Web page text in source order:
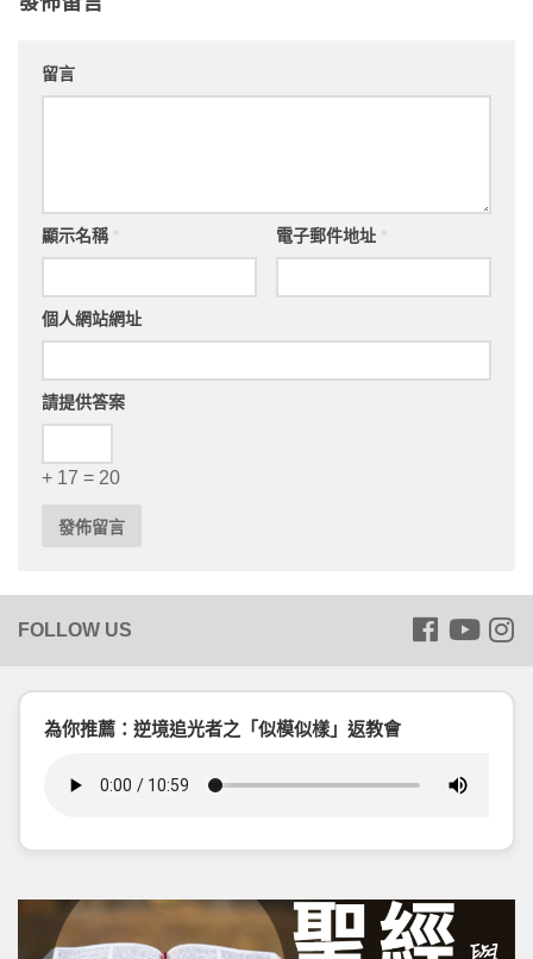
留言
顯示名稱 電子郵件地址
個人網站網址
請提供答案
+ 17 = 20
為你推薦：逆境追光者之「似模似樣」返教會